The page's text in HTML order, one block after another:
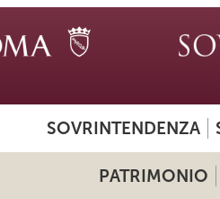
SOVRINTENDENZA
PATRIMONIO